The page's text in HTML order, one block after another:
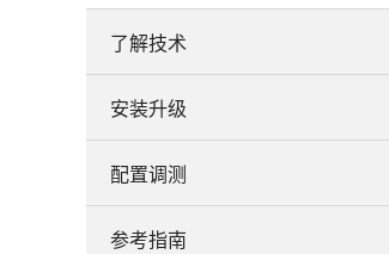
了解技术
安装升级
配置调测
参考指南